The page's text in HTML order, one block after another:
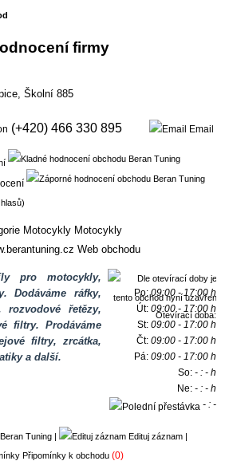
firmy
Školní 885
(+420) 466 330 895 Email
Motocykly
Web obchodu
pro motocykly,
Dodáváme ráfky,
rozvodové řetězy,
filtry. Prodáváme
filtry, zrcátka,
a další.
Otevírací doba:
Po:09:00 - 17:00 h
Út:09:00 - 17:00 h
St:09:00 - 17:00 h
Čt:09:00 - 17:00 h
Pá:09:00 - 17:00 h
So:- : - h
Ne:- : - h
- : -
| Edituj záznam|
Připomínky k obchodu (0)